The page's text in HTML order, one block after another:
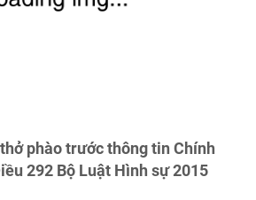
phào trước thông tin Chính
292 Bộ Luật Hình sự 2015